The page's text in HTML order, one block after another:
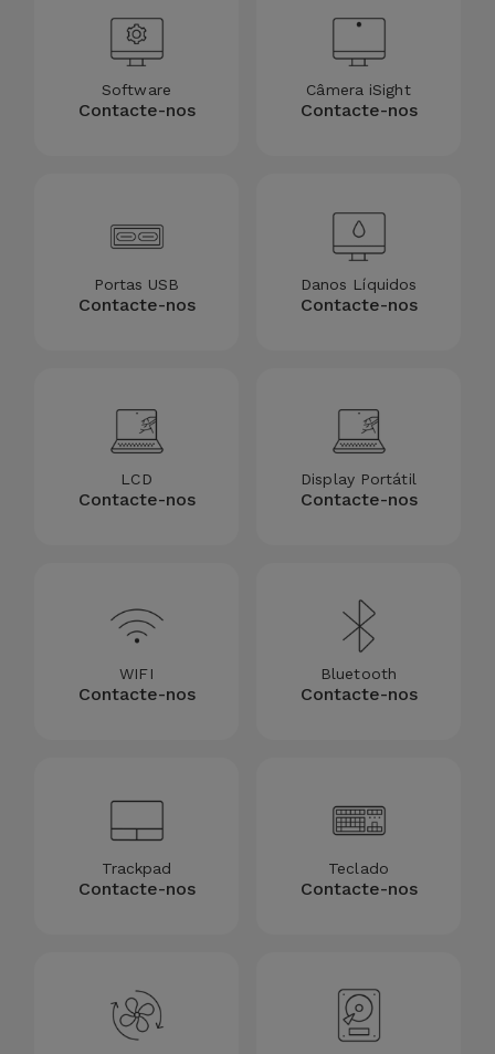
Software
Contacte-nos
Câmera iSight
Contacte-nos
Portas USB
Contacte-nos
Danos Líquidos
Contacte-nos
LCD
Contacte-nos
Display Portátil
Contacte-nos
WIFI
Contacte-nos
Bluetooth
Contacte-nos
Trackpad
Contacte-nos
Teclado
Contacte-nos